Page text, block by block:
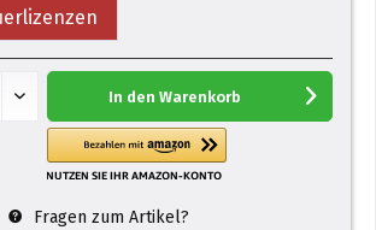
In den Warenkorb
Fragen zum Artikel?